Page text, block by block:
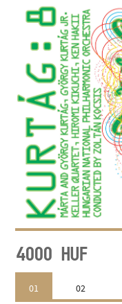
4000 HUF
01 02